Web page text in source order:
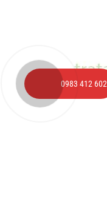
0983 412 602